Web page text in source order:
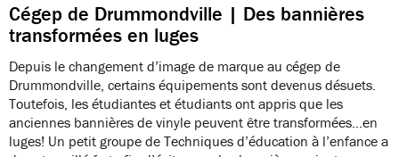
Cégep de Drummondville | Des bannières
transformées en luges
Depuis le changement d’image de marque au cégep de
Drummondville, certains équipements sont devenus désuets.
Toutefois, les étudiantes et étudiants ont appris que les
anciennes bannières de vinyle peuvent être transformées…en
luges! Un petit groupe de Techniques d’éducation à l’enfance a